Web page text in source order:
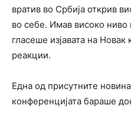
вратив во Србија открив
во себе. Имав високо ниво
гласеше изјавата на Новак
реакции.
Една од присутните
конференцијата бараше